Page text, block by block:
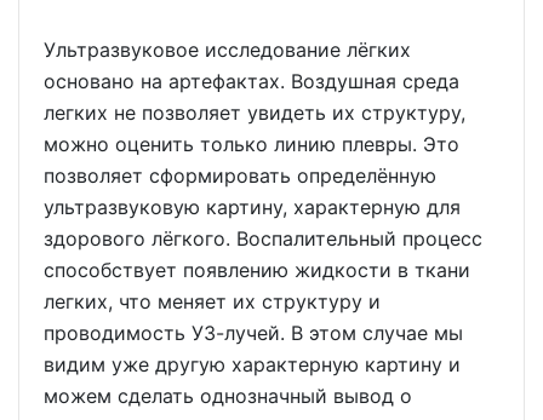
Ультразвуковое исследование лёгких
основано на артефактах. Воздушная среда
легких не позволяет увидеть их структуру,
можно оценить только линию плевры. Это
позволяет сформировать определённую
ультразвуковую картину, характерную для
здорового лёгкого. Воспалительный процесс
способствует появлению жидкости в ткани
легких, что меняет их структуру и
проводимость УЗ-лучей. В этом случае мы
видим уже другую характерную картину и
можем сделать однозначный вывод о